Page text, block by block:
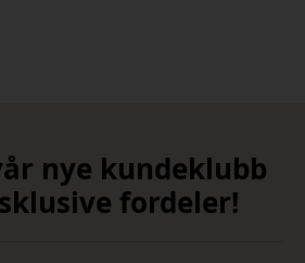
nye kundeklubb
fordeler!